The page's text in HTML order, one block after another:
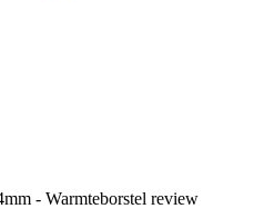
- Warmteborstel review